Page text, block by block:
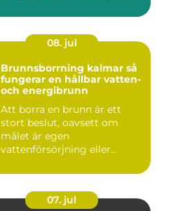
08. jul
Brunnsborrning kalmar så
fungerar en hållbar vatten-
och energibrunn
Att borra en brunn är ett
stort beslut, oavsett om
målet är egen
vattenförsörjning eller
07. jul